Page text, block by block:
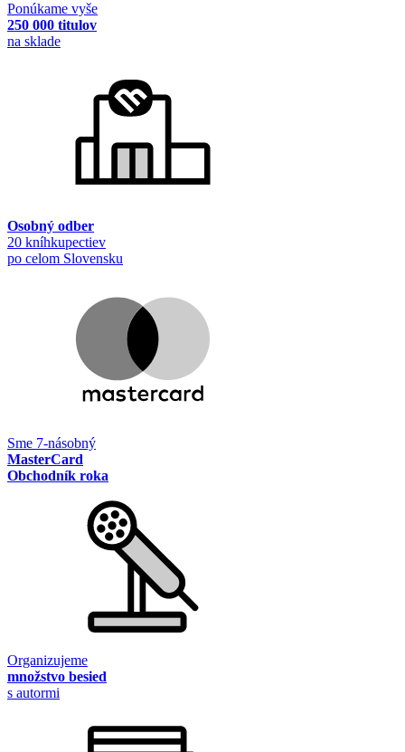
Ponúkame vyše
250 000 titulov
na sklade
Osobný odber
20 kníhkupectiev
po celom Slovensku
Sme 7-násobný
MasterCard
Obchodník roka
Organizujeme
množstvo besied
s autormi